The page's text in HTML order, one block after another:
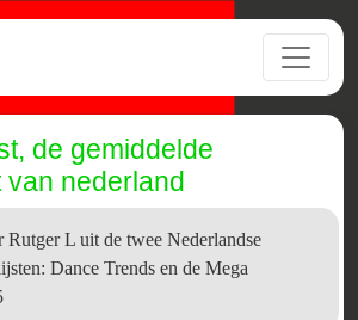
de gemiddelde
van nederland
Rutger L uit de twee Nederlandse
Dance Trends en de Mega